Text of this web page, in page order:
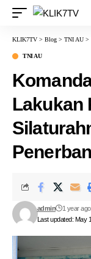
KLIK7TV > Blog > TNI AU >
TNI AU
Lakukan
Last updated: May
admin 1 year ago